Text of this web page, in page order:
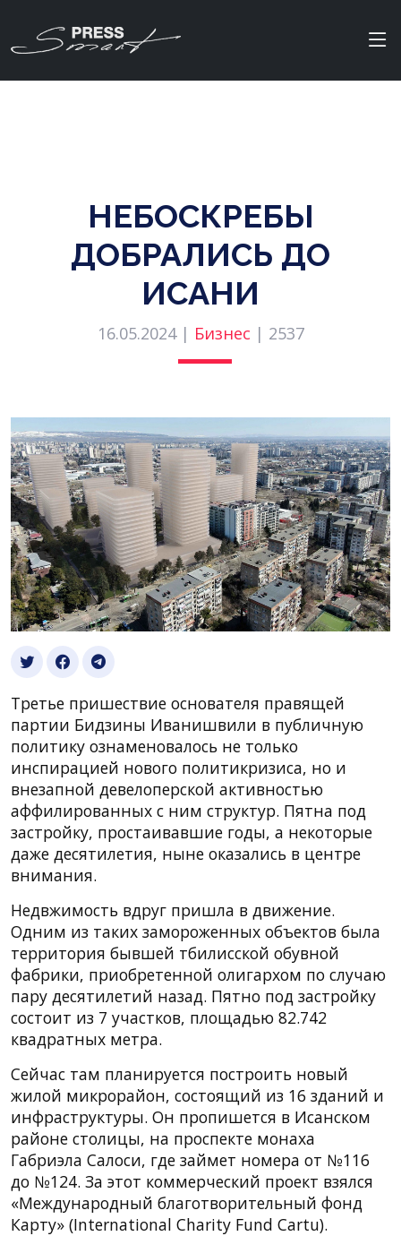
НЕБОСКРЕБЫ
ДОБРАЛИСЬ ДО
ИСАНИ
16.05.2024 | Бизнес | 2537
Третье пришествие основателя правящей
партии Бидзины Иванишвили в публичную
политику ознаменовалось не только
инспирацией нового политикризиса, но и
внезапной девелоперской активностью
аффилированных с ним структур. Пятна под
застройку, простаивавшие годы, а некоторые
даже десятилетия, ныне оказались в центре
внимания.
Недвжимость вдруг пришла в движение.
Одним из таких замороженных объектов была
территория бывшей тбилисской обувной
фабрики, приобретенной олигархом по случаю
пару десятилетий назад. Пятно под застройку
состоит из 7 участков, площадью 82.742
квадратных метра.
Сейчас там планируется построить новый
жилой микрорайон, состоящий из 16 зданий и
инфраструктуры. Он пропишется в Исанском
районе столицы, на проспекте монаха
Габриэла Салоси, где займет номера от №116
до №124. За этот коммерческий проект взялся
«Международный благотворительный фонд
Карту» (International Charity Fund Cartu).